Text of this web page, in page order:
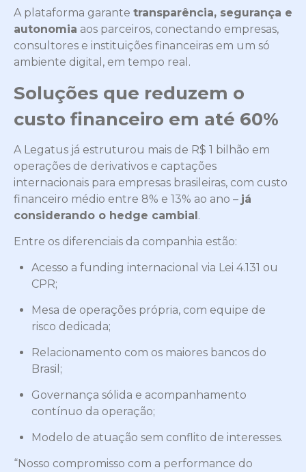
A plataforma garante transparência, segurança e
autonomia aos parceiros, conectando empresas,
consultores e instituições financeiras em um só
ambiente digital, em tempo real.
Soluções que reduzem o
custo financeiro em até 60%
A Legatus já estruturou mais de R$ 1 bilhão em
operações de derivativos e captações
internacionais para empresas brasileiras, com custo
financeiro médio entre 8% e 13% ao ano – já
considerando o hedge cambial.
Entre os diferenciais da companhia estão:
Acesso a funding internacional via Lei 4.131 ou
CPR;
Mesa de operações própria, com equipe de
risco dedicada;
Relacionamento com os maiores bancos do
Brasil;
Governança sólida e acompanhamento
contínuo da operação;
Modelo de atuação sem conflito de interesses.
“Nosso compromisso com a performance do